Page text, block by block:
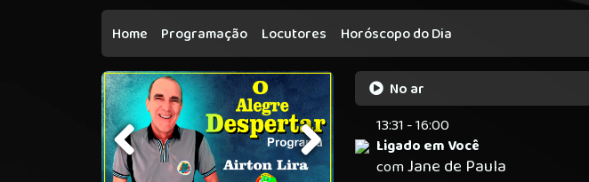
Home Programação Locutores Horóscopo do Dia
No ar
13:31 - 16:00
Ligado em Você
comJane de Paula